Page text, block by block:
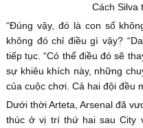
Cách Silva
“Đúng vậy, đó là con số
không đó chỉ điều gì vậy?
tiếp tục. “Có thể điều đó sẽ
sự khiêu khích này, những
của cuộc chơi. Cả hai đội đều
Dưới thời Arteta, Arsenal đã
thúc ở vị trí thứ hai sau City